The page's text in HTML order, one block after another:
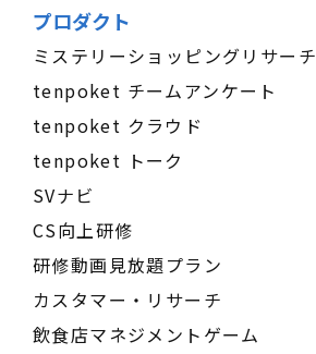
プロダクト
ミステリーショッピングリサーチ
tenpoket チームアンケート
tenpoket クラウド
tenpoket トーク
SVナビ
CS向上研修
研修動画見放題プラン
カスタマー・リサーチ
飲食店マネジメントゲーム